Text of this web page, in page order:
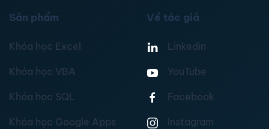
Sản phẩm
Khóa học Excel
Khóa học VBA
Khóa học SQL
Khóa học Google Apps
Về tác giả
Linkedin
YouTube
Facebook
Instagram